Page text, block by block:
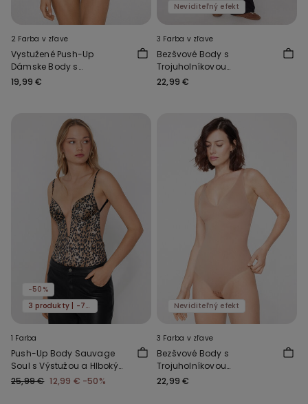
2 Farba v zľave
Vystužené Push-Up
Dámske Body s
Vymeniteľnými
19,99 €
Neviditeľný efekt
3 Farba v zľave
Bezšvové Body s
Trojuholníkovou
Podprsenkou Natural Lifting
22,99 €
-50%
3 produkty | -70%
1 Farba
Push-Up Body Sauvage
Soul s Výstužou a Hlbokým
Výstrihom
25,99 € 12,99 € -50%
Neviditeľný efekt
3 Farba v zľave
Bezšvové Body s
Trojuholníkovou
Podprsenkou Natural Lifting
22,99 €